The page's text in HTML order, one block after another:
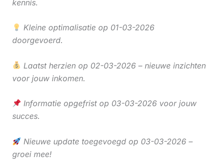
kennis.
Kleine optimalisatie op 01-03-2026
doorgevoerd.
Laatst herzien op 02-03-2026 – nieuwe inzichten
voor jouw inkomen.
Informatie opgefrist op 03-03-2026 voor jouw
succes.
Nieuwe update toegevoegd op 03-03-2026 –
groei mee!